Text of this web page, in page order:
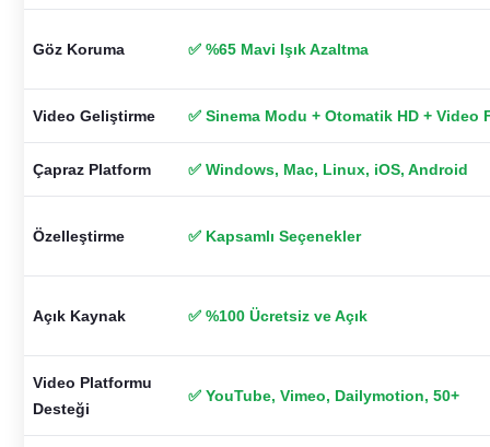
Göz Koruma ✅ %65 Mavi Işık Azaltma
Video Geliştirme ✅ Sinema Modu + Otomatik HD + Video
Çapraz Platform ✅ Windows, Mac, Linux, iOS, Android
Özelleştirme ✅ Kapsamlı Seçenekler
Açık Kaynak ✅ %100 Ücretsiz ve Açık
Video Platformu
Desteği
✅ YouTube, Vimeo, Dailymotion, 50+